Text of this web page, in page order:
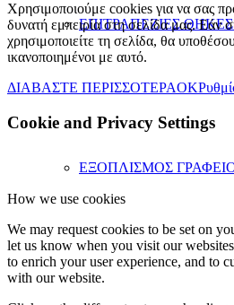
ΕΠΙΤΡΑΠΕΖΙΕΣ
ΕΞΟΠΛΙΣΜΟΣ
Χρησιμοποιούμε cookies για να σας
δυνατή εμπειρία στη σελίδα μας. Εάν
χρησιμοποιείτε τη σελίδα, θα
ικανοποιημένοι με αυτό.
ΔΙΑΒΑΣΤΕ ΠΕΡΙΣΣΟΤΕΡΑOK
Cookie and Privacy Settings
How we use cookies
We may request cookies to be set on
let us know when you visit our
to enrich your user experience, and to
with our website.